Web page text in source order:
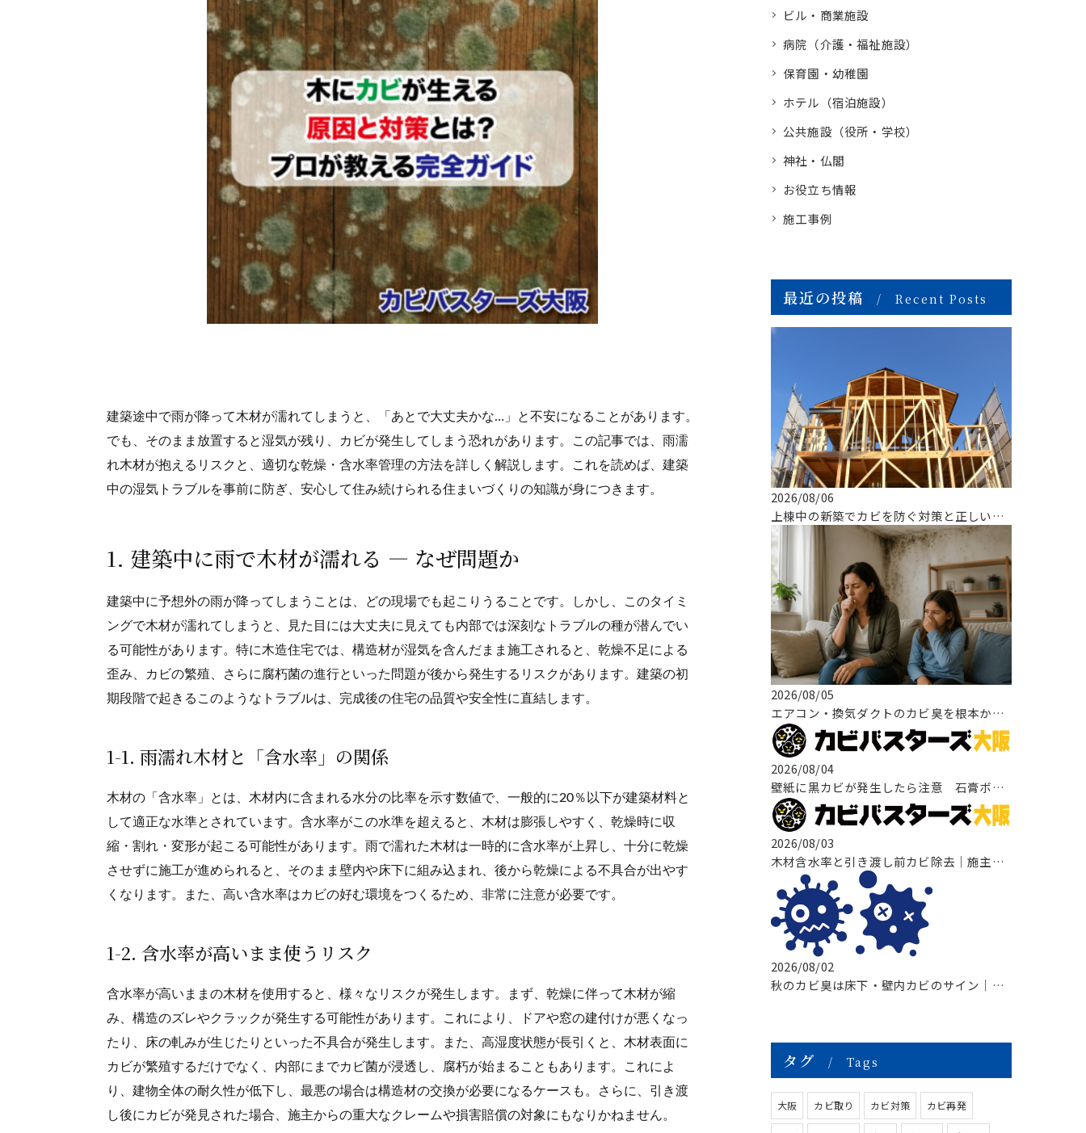
建築途中で雨が降って木材が濡れてしまうと、「あとで大丈夫かな…」と不安になることがあります。
でも、そのまま放置すると湿気が残り、カビが発生してしまう恐れがあります。この記事では、雨濡
れ木材が抱えるリスクと、適切な乾燥・含水率管理の方法を詳しく解説します。これを読めば、建築
中の湿気トラブルを事前に防ぎ、安心して住み続けられる住まいづくりの知識が身につきます。
1. 建築中に雨で木材が濡れる — なぜ問題か
建築中に予想外の雨が降ってしまうことは、どの現場でも起こりうることです。しかし、このタイミ
ングで木材が濡れてしまうと、見た目には大丈夫に見えても内部では深刻なトラブルの種が潜んでい
る可能性があります。特に木造住宅では、構造材が湿気を含んだまま施工されると、乾燥不足による
歪み、カビの繁殖、さらに腐朽菌の進行といった問題が後から発生するリスクがあります。建築の初
期段階で起きるこのようなトラブルは、完成後の住宅の品質や安全性に直結します。
1-1. 雨濡れ木材と「含水率」の関係
木材の「含水率」とは、木材内に含まれる水分の比率を示す数値で、一般的に20％以下が建築材料と
して適正な水準とされています。含水率がこの水準を超えると、木材は膨張しやすく、乾燥時に収
縮・割れ・変形が起こる可能性があります。雨で濡れた木材は一時的に含水率が上昇し、十分に乾燥
させずに施工が進められると、そのまま壁内や床下に組み込まれ、後から乾燥による不具合が出やす
くなります。また、高い含水率はカビの好む環境をつくるため、非常に注意が必要です。
1-2. 含水率が高いまま使うリスク
含水率が高いままの木材を使用すると、様々なリスクが発生します。まず、乾燥に伴って木材が縮
み、構造のズレやクラックが発生する可能性があります。これにより、ドアや窓の建付けが悪くなっ
たり、床の軋みが生じたりといった不具合が発生します。また、高湿度状態が長引くと、木材表面に
カビが繁殖するだけでなく、内部にまでカビ菌が浸透し、腐朽が始まることもあります。これによ
り、建物全体の耐久性が低下し、最悪の場合は構造材の交換が必要になるケースも。さらに、引き渡
し後にカビが発見された場合、施主からの重大なクレームや損害賠償の対象にもなりかねません。
ビル・商業施設
病院（介護・福祉施設）
保育園・幼稚園
ホテル（宿泊施設）
公共施設（役所・学校）
神社・仏閣
お役立ち情報
施工事例
最近の投稿 Recent Posts
2026/08/06
上棟中の新築でカビを防ぐ対策と正しい対応とは！
2026/08/05
エアコン・換気ダクトのカビ臭を根本から改善する方法
2026/08/04
壁紙に黒カビが発生したら注意 石膏ボードまで広がる原因と正しい改善方法
2026/08/03
木材含水率と引き渡し前カビ除去｜施主検査前に知っておきたい原因・対策・
2026/08/02
秋のカビ臭は床下・壁内カビのサイン｜基礎断熱住宅で増える原因と対策
タグ Tags
大阪 カビ取り カビ対策 カビ再発